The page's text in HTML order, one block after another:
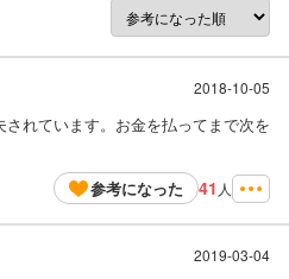
2018-10-05
れています。お金を払ってまで次を
参考になった 41 人
2019-03-04